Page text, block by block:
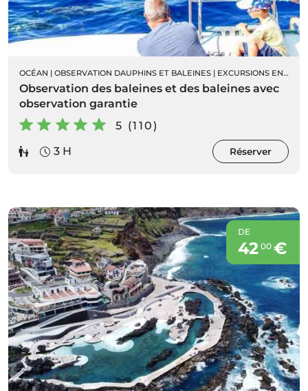
OCÉAN | OBSERVATION DAUPHINS ET BALEINES | EXCURSIONS EN BATEAU
Observation des baleines et des baleines avec
observation garantie
5 (110)
3 H
Réserver
DE
42 00€